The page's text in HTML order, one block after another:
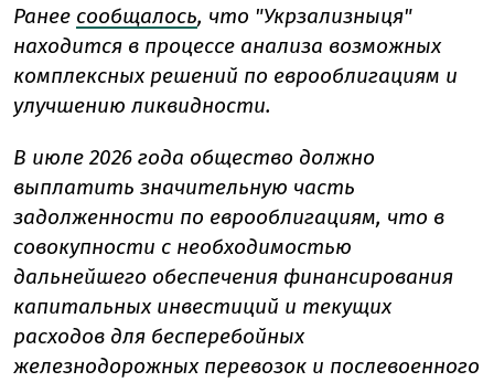
Ранее сообщалось, что "Укрзализныця"
находится в процессе анализа возможных
комплексных решений по еврооблигациям и
улучшению ликвидности.
В июле 2026 года общество должно
выплатить значительную часть
задолженности по еврооблигациям, что в
совокупности с необходимостью
дальнейшего обеспечения финансирования
капитальных инвестиций и текущих
расходов для бесперебойных
железнодорожных перевозок и послевоенного